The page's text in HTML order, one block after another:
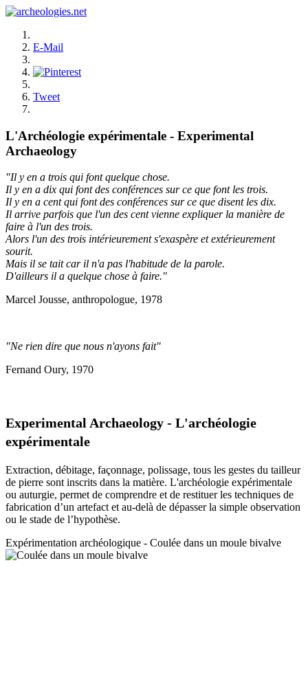
E-Mail
Tweet
L'Archéologie expérimentale - Experimental
Archaeology
"Il y en a trois qui font quelque chose.
Il y en a dix qui font des conférences sur ce que font les trois.
Il y en a cent qui font des conférences sur ce que disent les dix.
Il arrive parfois que l'un des cent vienne expliquer la manière de
faire à l'un des trois.
Alors l'un des trois intérieurement s'exaspère et extérieurement
sourit.
Mais il se tait car il n'a pas l'habitude de la parole.
D'ailleurs il a quelque chose à faire."
Marcel Jousse, anthropologue, 1978
"Ne rien dire que nous n'ayons fait"
Fernand Oury, 1970
Experimental Archaeology - L'archéologie
expérimentale
Extraction, débitage, façonnage, polissage, tous les gestes du tailleur
de pierre sont inscrits dans la matière. L'archéologie expérimentale
ou auturgie, permet de comprendre et de restituer les techniques de
fabrication d’un artefact et au-delà de dépasser la simple observation
ou le stade de l’hypothèse.
Expérimentation archéologique - Coulée dans un moule bivalve